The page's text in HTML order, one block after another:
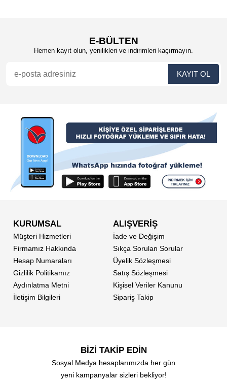
E-BÜLTEN
Hemen kayıt olun, yenilikleri ve indirimleri kaçırmayın.
KURUMSAL
Müşteri Hizmetleri
Firmamız Hakkında
Hesap Numaraları
Gizlilik Politikamız
Aydınlatma Metni
İletişim Bilgileri
ALIŞVERİŞ
İade ve Değişim
Sıkça Sorulan Sorular
Üyelik Sözleşmesi
Satış Sözleşmesi
Kişisel Veriler Kanunu
Sipariş Takip
BİZİ TAKİP EDİN
Sosyal Medya hesaplarımızda her gün
yeni kampanyalar sizleri bekliyor!